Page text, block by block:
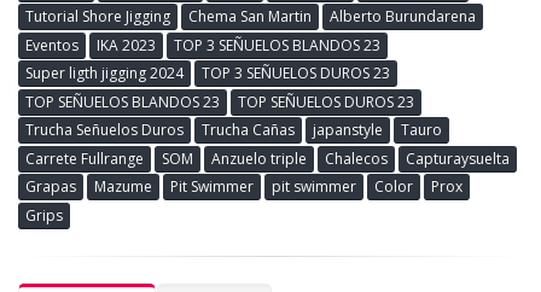
Tutorial Shore Jigging
Chema San Martin
Alberto Burundarena
Eventos
IKA 2023
TOP 3 SEÑUELOS BLANDOS 23
Super ligth jigging 2024
TOP 3 SEÑUELOS DUROS 23
TOP SEÑUELOS BLANDOS 23
TOP SEÑUELOS DUROS 23
Trucha Señuelos Duros
Trucha Cañas japanstyle
Tauro
Carrete Fullrange
SOM Anzuelo triple Chalecos
Capturaysuelta
Grapas
Mazume Pit Swimmer pit swimmer Color
Prox
Grips